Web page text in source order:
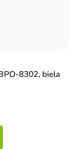
8302, biela